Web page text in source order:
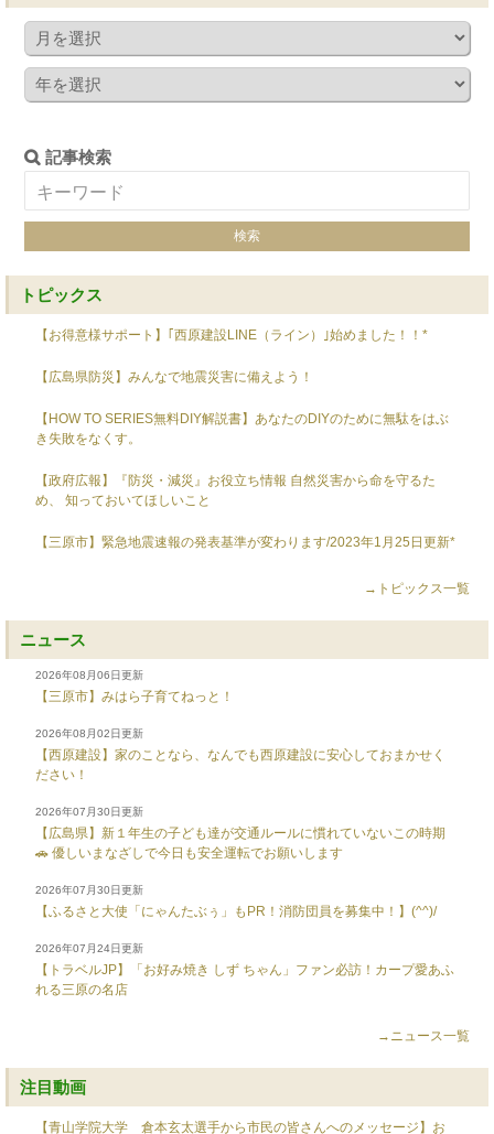
記事検索
トピックス
【お得意様サポート】｢西原建設LINE（ライン）｣始めました！！*
【広島県防災】みんなで地震災害に備えよう！
【HOW TO SERIES無料DIY解説書】あなたのDIYのために無駄をはぶ
き失敗をなくす。
【政府広報】『防災・減災』お役立ち情報 自然災害から命を守るた
め、 知っておいてほしいこと
【三原市】緊急地震速報の発表基準が変わります/2023年1月25日更新*
→トピックス一覧
ニュース
2026年08月06日更新
【三原市】みはら子育てねっと！
2026年08月02日更新
【西原建設】家のことなら、なんでも西原建設に安心しておまかせく
ださい！
2026年07月30日更新
【広島県】新１年生の子ども達が交通ルールに慣れていないこの時期
🚗 優しいまなざしで今日も安全運転でお願いします
2026年07月30日更新
【ふるさと大使「にゃんたぶぅ」もPR！消防団員を募集中！】(^^)/
2026年07月24日更新
【トラベルJP】「お好み焼き しず ちゃん」ファン必訪！カープ愛あふ
れる三原の名店
→ニュース一覧
注目動画
【青山学院大学 倉本玄太選手から市民の皆さんへのメッセージ】お